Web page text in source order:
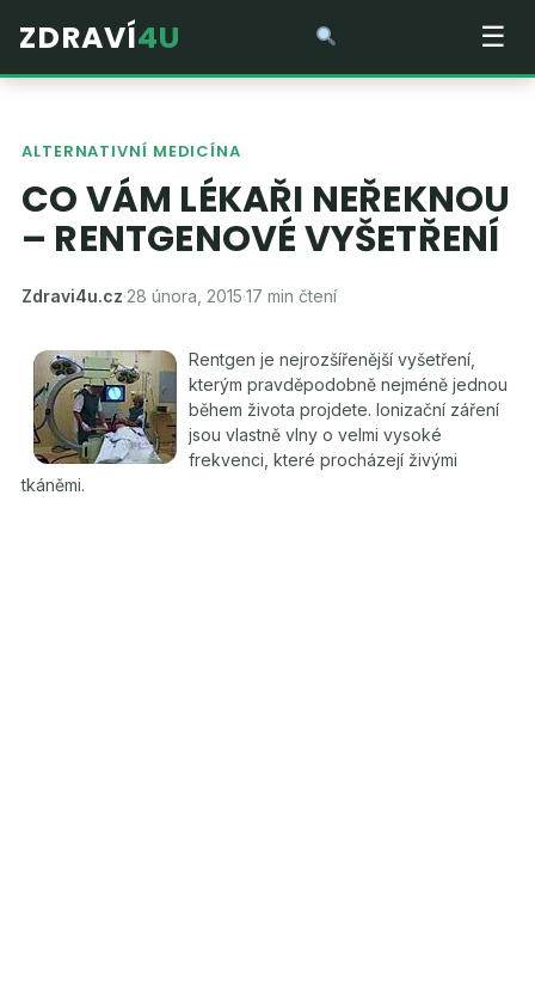
ZDRAVÍ4U ☰
ALTERNATIVNÍ MEDICÍNA
CO VÁM LÉKAŘI NEŘEKNOU
– RENTGENOVÉ VYŠETŘENÍ
Zdravi4u.cz·28 února, 2015·17 min čtení
Rentgen je nejrozšířenější vyšetření,
kterým pravděpodobně nejméně jednou
během života projdete. Ionizační záření
jsou vlastně vlny o velmi vysoké
frekvenci, které procházejí živými
tkáněmi.